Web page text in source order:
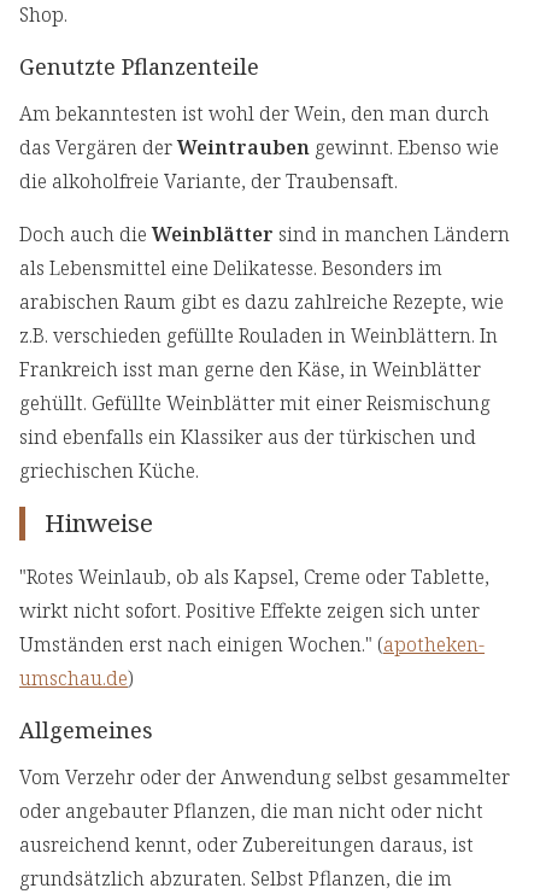
Shop.
Genutzte Pflanzenteile
Am bekanntesten ist wohl der Wein, den man durch
das Vergären derWeintrauben gewinnt. Ebenso wie
die alkoholfreie Variante, der Traubensaft.
Doch auch dieWeinblätter sind in manchen Ländern
als Lebensmittel eine Delikatesse. Besonders im
arabischen Raum gibt es dazu zahlreiche Rezepte, wie
z.B. verschieden gefüllte Rouladen in Weinblättern. In
Frankreich isst man gerne den Käse, in Weinblätter
gehüllt. Gefüllte Weinblätter mit einer Reismischung
sind ebenfalls ein Klassiker aus der türkischen und
griechischen Küche.
Hinweise
"Rotes Weinlaub, ob als Kapsel, Creme oder Tablette,
wirkt nicht sofort. Positive Effekte zeigen sich unter
Umständen erst nach einigen Wochen." (apotheken-
umschau.de)
Allgemeines
Vom Verzehr oder der Anwendung selbst gesammelter
oder angebauter Pflanzen, die man nicht oder nicht
ausreichend kennt, oder Zubereitungen daraus, ist
grundsätzlich abzuraten. Selbst Pflanzen, die im